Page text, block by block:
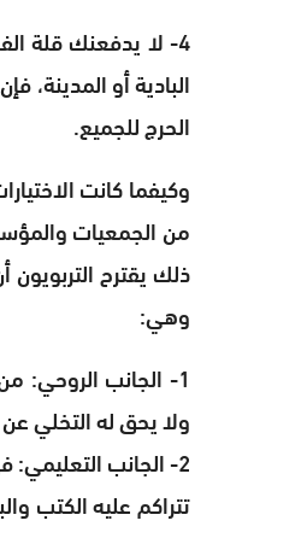
4- لا يدفعنك قلة
البادية أو المدينة،
الحرج للجميع.
وكيفما كانت
من الجمعيات
ذلك يقترح
وهي:
1- الجانب الروحي:
ولا يحق له التخلي
2- الجانب